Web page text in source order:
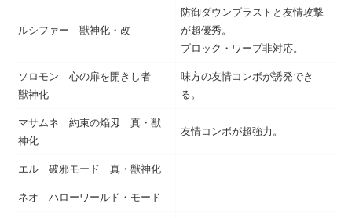
ルシファー 獣神化・改
防御ダウンブラストと友情攻撃
が超優秀。
ブロック・ワープ非対応。
ソロモン 心の扉を開きし者
獣神化
味方の友情コンボが誘発でき
る。
マサムネ 約束の焔刄 真・獣
神化
友情コンボが超強力。
エル 破邪モード 真・獣神化
ネオ ハローワールド・モード